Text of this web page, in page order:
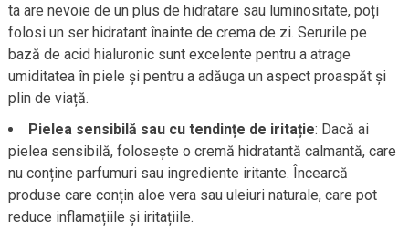
ta are nevoie de un plus de hidratare sau luminositate, poți
folosi un ser hidratant înainte de crema de zi. Serurile pe
bază de acid hialuronic sunt excelente pentru a atrage
umiditatea în piele și pentru a adăuga un aspect proaspăt și
plin de viață.
Pielea sensibilă sau cu tendințe de iritație: Dacă ai
pielea sensibilă, folosește o cremă hidratantă calmantă, care
nu conține parfumuri sau ingrediente iritante. Încearcă
produse care conțin aloe vera sau uleiuri naturale, care pot
reduce inflamațiile și iritațiile.